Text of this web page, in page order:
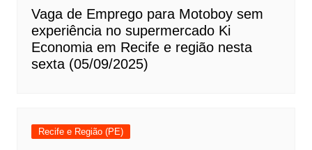
Vaga de Emprego para Motoboy sem
experiência no supermercado Ki
Economia em Recife e região nesta
sexta (05/09/2025)
Recife e Região (PE)